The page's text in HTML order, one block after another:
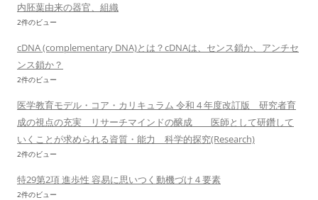
内胚葉由来の器官、組織
2件のビュー
cDNA (complementary DNA)とは？cDNAは、センス鎖か、アンチセ
ンス鎖か？
2件のビュー
医学教育モデル・コア・カリキュラム 令和 4 年度改訂版 研究者育
成の視点の充実 リサーチマインドの醸成 医師として研鑽して
いくことが求められる資質・能力 科学的探究(Research)
2件のビュー
特29第2項 進歩性 容易に思いつく動機づけ４要素
2件のビュー